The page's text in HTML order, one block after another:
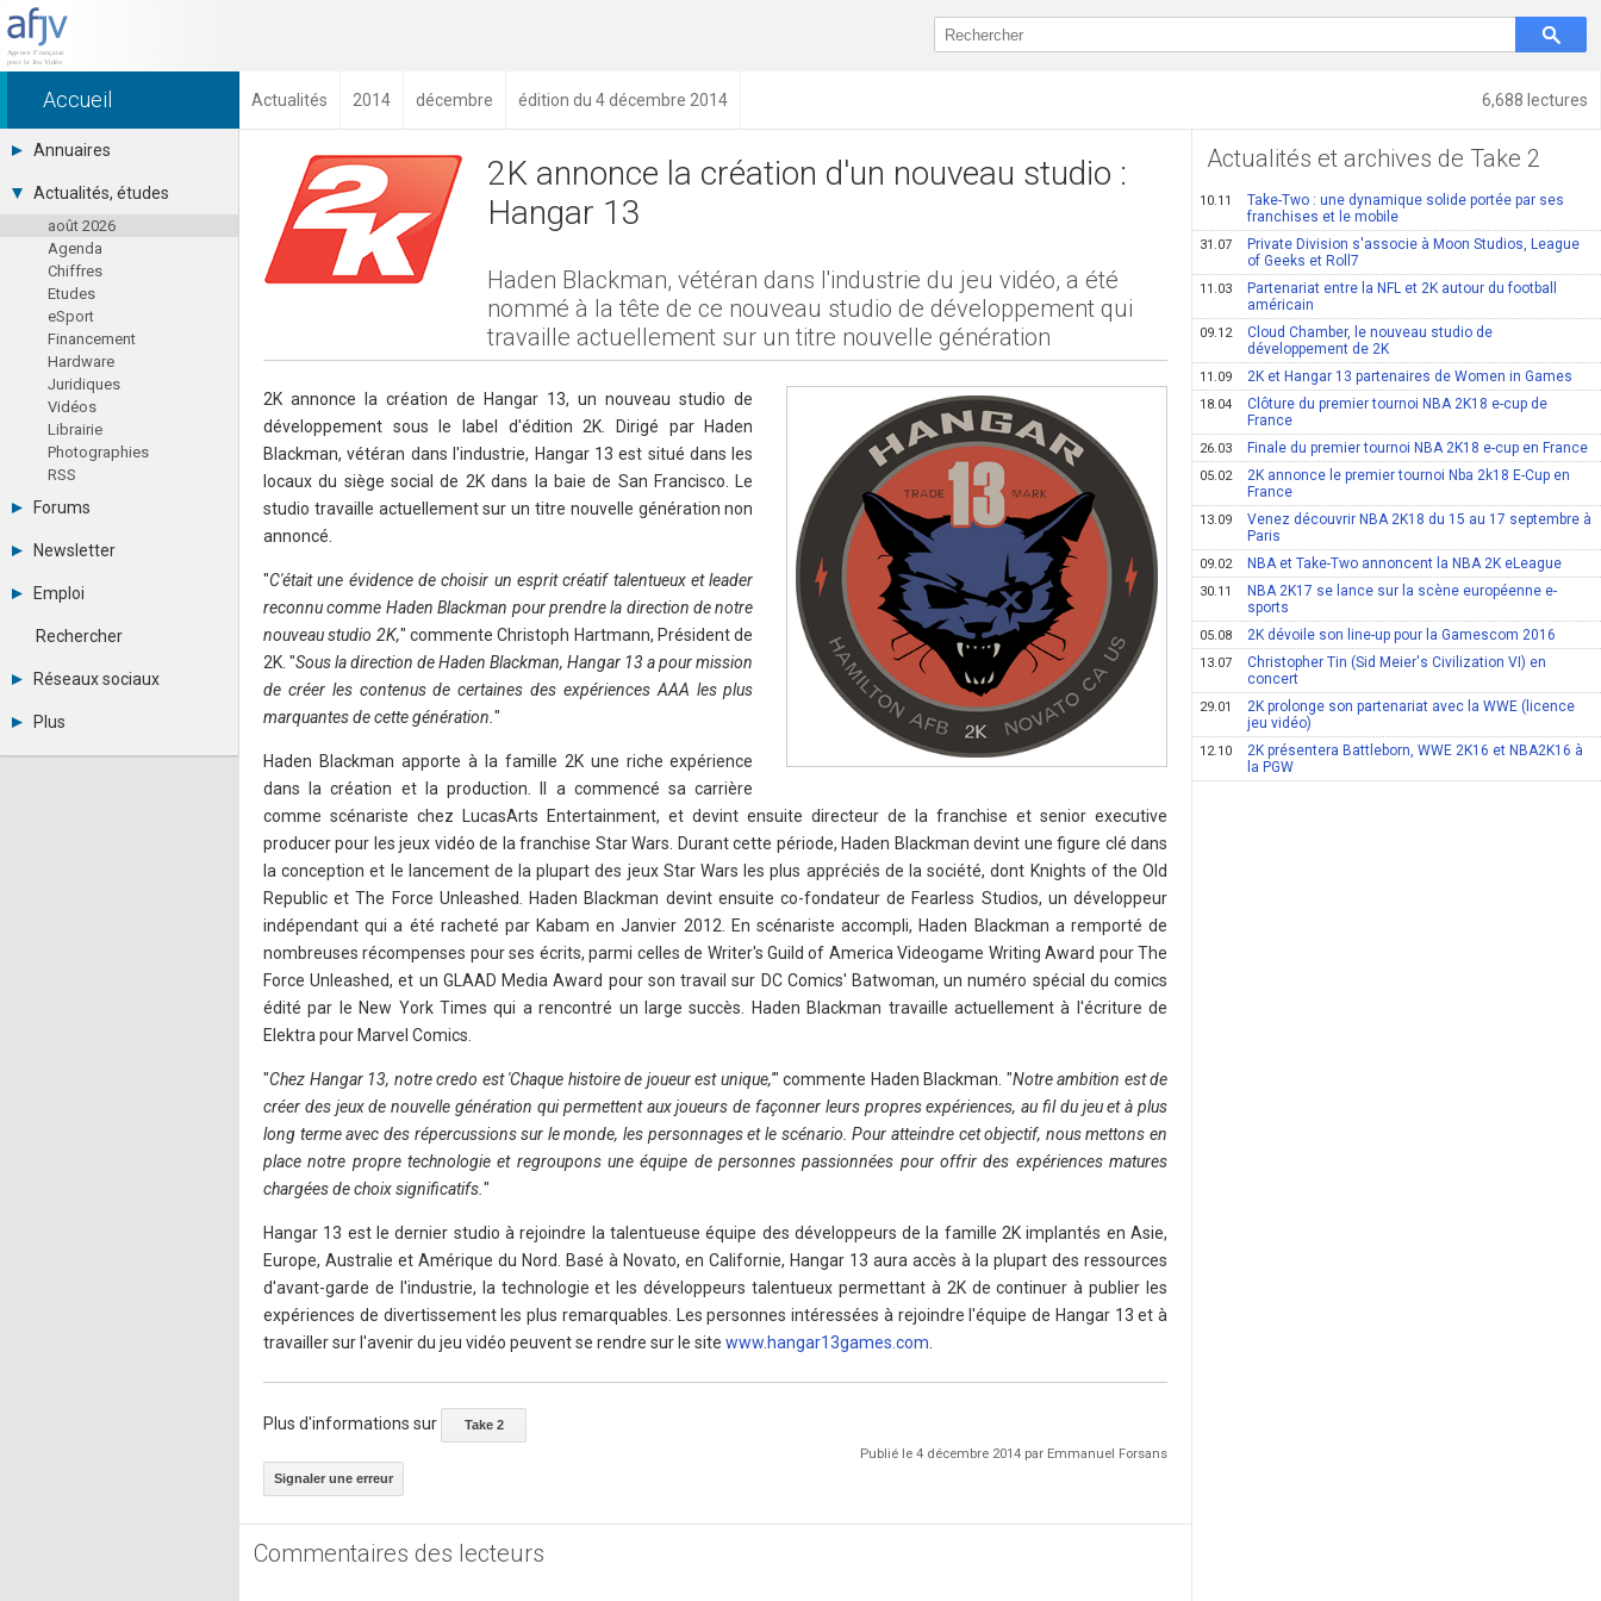
6,688 lectures
Accueil Actualités 2014 décembre édition du 4 décembre 2014
Annuaires
Toutes les sociétés (691)
Studios (418)
Editeurs (49)
Distributeurs (16)
Hard. / Accessoires (10)
Middlewares (15)
Prestataires (99)
Assoc. / Syndicats (21)
Formations / Ecoles (46)
Presse spécialisée (17)
Actualités, études
août 2026
Agenda
Chiffres
Etudes
eSport
Financement
Hardware
Juridiques
Vidéos
Librairie
Photographies
RSS
Forums
Tous les forums
Se connecter
Messages privés
Contacter un modérateur
Newsletter
Archives
Abonnement
Emploi
Consulter les annonces
Observatoire de l'emploi
Rechercher
Réseaux sociaux
LinkedIn
Plus
Annonceurs
2K annonce la création d'un nouveau studio :
Hangar 13
Haden Blackman, vétéran dans l'industrie du jeu vidéo, a été
nommé à la tête de ce nouveau studio de développement qui
travaille actuellement sur un titre nouvelle génération
2K annonce la création de Hangar 13, un nouveau studio de
développement sous le label d'édition 2K. Dirigé par Haden
Blackman, vétéran dans l'industrie, Hangar 13 est situé dans les
locaux du siège social de 2K dans la baie de San Francisco. Le
studio travaille actuellement sur un titre nouvelle génération non
annoncé.
"C'était une évidence de choisir un esprit créatif talentueux et leader
reconnu comme Haden Blackman pour prendre la direction de notre
nouveau studio 2K," commente Christoph Hartmann, Président de
2K. "Sous la direction de Haden Blackman, Hangar 13 a pour mission
de créer les contenus de certaines des expériences AAA les plus
marquantes de cette génération. "
Haden Blackman apporte à la famille 2K une riche expérience
dans la création et la production. Il a commencé sa carrière
comme scénariste chez LucasArts Entertainment, et devint ensuite directeur de la franchise et senior executive
producer pour les jeux vidéo de la franchise Star Wars. Durant cette période, Haden Blackman devint une figure clé dans
la conception et le lancement de la plupart des jeux Star Wars les plus appréciés de la société, dont Knights of the Old
Republic et The Force Unleashed. Haden Blackman devint ensuite co-fondateur de Fearless Studios, un développeur
indépendant qui a été racheté par Kabam en Janvier 2012. En scénariste accompli, Haden Blackman a remporté de
nombreuses récompenses pour ses écrits, parmi celles de Writer's Guild of America Videogame Writing Award pour The
Force Unleashed, et un GLAAD Media Award pour son travail sur DC Comics' Batwoman, un numéro spécial du comics
édité par le New York Times qui a rencontré un large succès. Haden Blackman travaille actuellement à l'écriture de
Elektra pour Marvel Comics.
"Chez Hangar 13, notre credo est 'Chaque histoire de joueur est unique,'" commente Haden Blackman. "Notre ambition est de
créer des jeux de nouvelle génération qui permettent aux joueurs de façonner leurs propres expériences, au fil du jeu et à plus
long terme avec des répercussions sur le monde, les personnages et le scénario. Pour atteindre cet objectif, nous mettons en
place notre propre technologie et regroupons une équipe de personnes passionnées pour offrir des expériences matures
chargées de choix significatifs. "
Hangar 13 est le dernier studio à rejoindre la talentueuse équipe des développeurs de la famille 2K implantés en Asie,
Europe, Australie et Amérique du Nord. Basé à Novato, en Californie, Hangar 13 aura accès à la plupart des ressources
d'avant-garde de l'industrie, la technologie et les développeurs talentueux permettant à 2K de continuer à publier les
expériences de divertissement les plus remarquables. Les personnes intéressées à rejoindre l'équipe de Hangar 13 et à
travailler sur l'avenir du jeu vidéo peuvent se rendre sur le site www.hangar13games.com
Plus d'informations sur Take 2
Publié le 4 décembre 2014 par Emmanuel Forsans
Signaler une erreur
Commentaires des lecteurs
Actualités et archives de Take 2
10.11
Take-Two : une dynamique solide portée par ses
franchises et le mobile
31.07
Private Division s'associe à Moon Studios, League
of Geeks et Roll7
11.03
Partenariat entre la NFL et 2K autour du football
américain
09.12
Cloud Chamber, le nouveau studio de
développement de 2K
11.09 2K et Hangar 13 partenaires de Women in Games
18.04
Clôture du premier tournoi NBA 2K18 e-cup de
France
26.03 Finale du premier tournoi NBA 2K18 e-cup en France
05.02
2K annonce le premier tournoi Nba 2k18 E-Cup en
France
13.09
Venez découvrir NBA 2K18 du 15 au 17 septembre à
Paris
09.02 NBA et Take-Two annoncent la NBA 2K eLeague
30.11
NBA 2K17 se lance sur la scène européenne e-
sports
05.08 2K dévoile son line-up pour la Gamescom 2016
13.07
Christopher Tin (Sid Meier's Civilization VI) en
concert
29.01
2K prolonge son partenariat avec la WWE (licence
jeu vidéo)
12.10
2K présentera Battleborn, WWE 2K16 et NBA2K16 à
la PGW